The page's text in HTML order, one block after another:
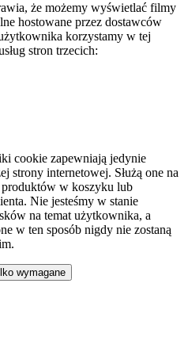
że możemy wyświetlać filmy
hostowane przez dostawców
korzystamy w tej
stron trzecich:
cookie zapewniają jedynie
strony internetowej. Służą one na
produktów w koszyku lub
Nie jesteśmy w stanie
na temat użytkownika, a
w ten sposób nigdy nie zostaną
wymagane